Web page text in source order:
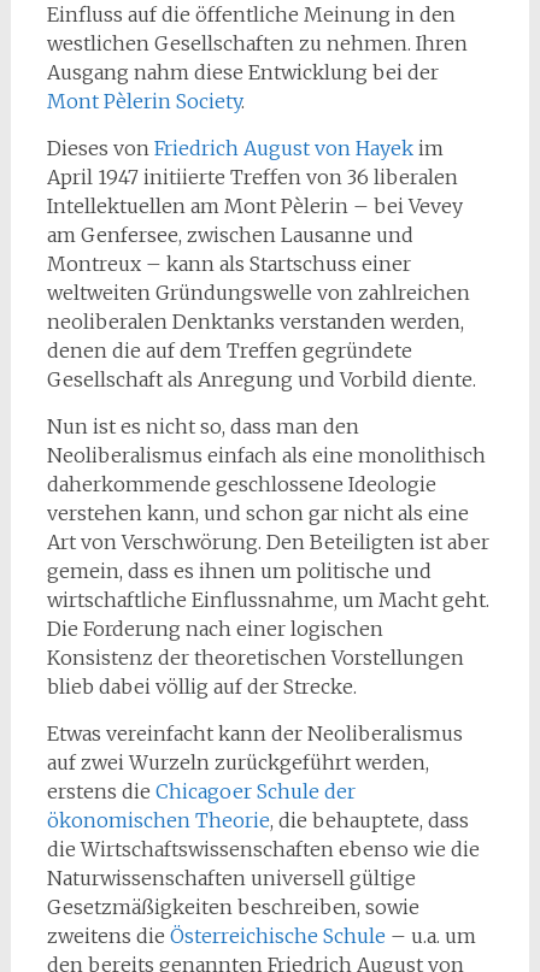
Einfluss auf die öffentliche Meinung in den
westlichen Gesellschaften zu nehmen. Ihren
Ausgang nahm diese Entwicklung bei der
Mont Pèlerin Society.
Dieses von Friedrich August von Hayekim
April 1947 initiierte Treffen von 36 liberalen
Intellektuellen am Mont Pèlerin – bei Vevey
am Genfersee, zwischen Lausanne und
Montreux – kann als Startschuss einer
weltweiten Gründungswelle von zahlreichen
neoliberalen Denktanks verstanden werden,
denen die auf dem Treffen gegründete
Gesellschaft als Anregung und Vorbild diente.
Nun ist es nicht so, dass man den
Neoliberalismus einfach als eine monolithisch
daherkommende geschlossene Ideologie
verstehen kann, und schon gar nicht als eine
Art von Verschwörung. Den Beteiligten ist aber
gemein, dass es ihnen um politische und
wirtschaftliche Einflussnahme, um Macht geht.
Die Forderung nach einer logischen
Konsistenz der theoretischen Vorstellungen
blieb dabei völlig auf der Strecke.
Etwas vereinfacht kann der Neoliberalismus
auf zwei Wurzeln zurückgeführt werden,
erstens die Chicagoer Schule der
ökonomischen Theorie, die behauptete, dass
die Wirtschaftswissenschaften ebenso wie die
Naturwissenschaften universell gültige
Gesetzmäßigkeiten beschreiben, sowie
zweitens die Österreichische Schule – u.a. um
den bereits genannten Friedrich August von